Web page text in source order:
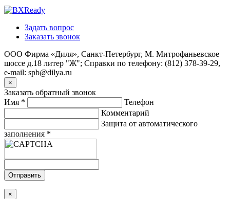
Задать вопрос
Заказать звонок
ООО Фирма «Диля», Санкт-Петербург, М. Митрофаньевское
шоссе д.18 литер "Ж"; Справки по телефону: (812) 378-39-29,
e-mail: spb@dilya.ru
×
Заказать обратный звонок
Имя *
Телефон
Комментарий
Защита от автоматического
заполнения *
Отправить
×